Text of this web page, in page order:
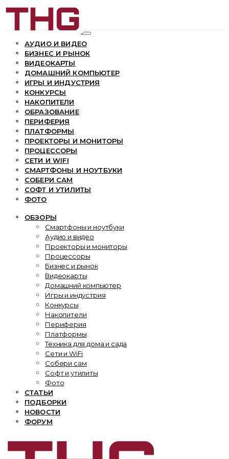
АУДИО И ВИДЕО
БИЗНЕС И РЫНОК
ВИДЕОКАРТЫ
ДОМАШНИЙ КОМПЬЮТЕР
ИГРЫ И ИНДУСТРИЯ
КОНКУРСЫ
НАКОПИТЕЛИ
ОБРАЗОВАНИЕ
ПЕРИФЕРИЯ
ПЛАТФОРМЫ
ПРОЕКТОРЫ И МОНИТОРЫ
ПРОЦЕССОРЫ
СЕТИ И WIFI
СМАРТФОНЫ И НОУТБУКИ
СОБЕРИ САМ
СОФТ И УТИЛИТЫ
ФОТО
ОБЗОРЫ
Смартфоны и ноутбуки
Аудио и видео
Проекторы и мониторы
Процессоры
Бизнес и рынок
Видеокарты
Домашний компьютер
Игры и индустрия
Конкурсы
Накопители
Периферия
Платформы
Техника для дома и сада
Сети и WiFi
Собери сам
Софт и утилиты
Фото
СТАТЬИ
ПОДБОРКИ
НОВОСТИ
ФОРУМ